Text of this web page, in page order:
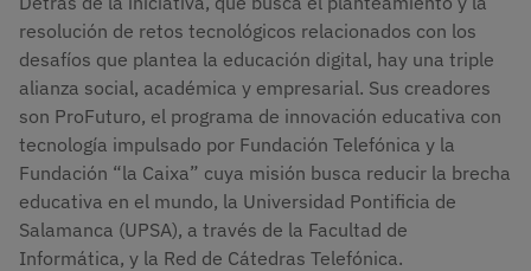
resolución de retos tecnológicos relacionados con los
desafíos que plantea la educación digital, hay una triple
alianza social, académica y empresarial. Sus creadores
son ProFuturo, el programa de innovación educativa con
tecnología impulsado por Fundación Telefónica y la
Fundación “la Caixa” cuya misión busca reducir la brecha
educativa en el mundo, la Universidad Pontificia de
Salamanca (UPSA), a través de la Facultad de
Informática, y la Red de Cátedras Telefónica.